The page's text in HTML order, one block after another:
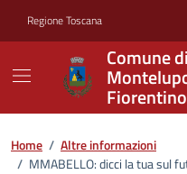
Regione Toscana
Comune di
Fiorentino
Home / Altre informazioni
/ MMABELLO: dicci la tua sul